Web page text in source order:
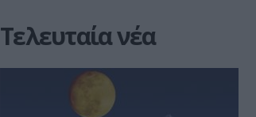
Τελευταία νέα